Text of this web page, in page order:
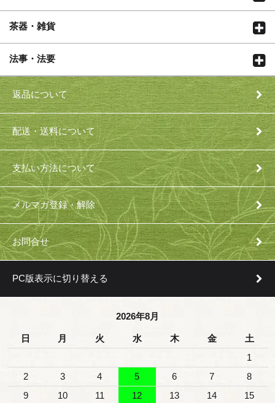
茶器・雑貨
法事・法要
返品について
配送・送料について
支払い方法について
メルマガ登録・解除
お問合せ
PC版表示に切り替える
2026年8月
日 月 火 水 木 金
土
1
2
3 4 5 6 7
8
9
10 11 12 13 14
15